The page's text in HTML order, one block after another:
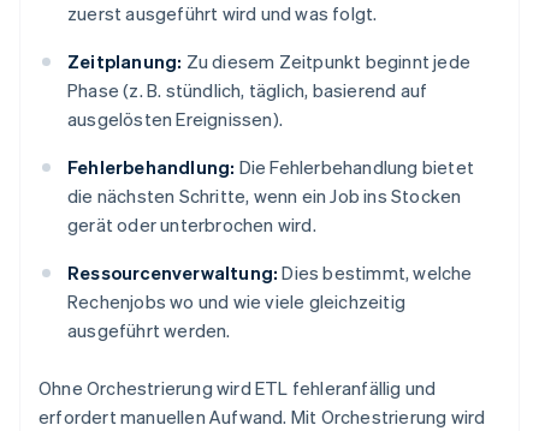
zuerst ausgeführt wird und was folgt.
Zeitplanung: Zu diesem Zeitpunkt beginnt jede
Phase (z. B. stündlich, täglich, basierend auf
ausgelösten Ereignissen).
Fehlerbehandlung: Die Fehlerbehandlung bietet
die nächsten Schritte, wenn ein Job ins Stocken
gerät oder unterbrochen wird.
Ressourcenverwaltung: Dies bestimmt, welche
Rechenjobs wo und wie viele gleichzeitig
ausgeführt werden.
Ohne Orchestrierung wird ETL fehleranfällig und
erfordert manuellen Aufwand. Mit Orchestrierung wird